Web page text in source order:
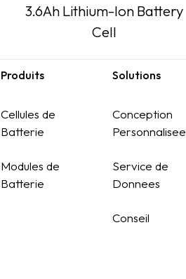
3.6Ah Lithium-Ion Battery
Cell
Produits
Cellules de
Batterie
Modules de
Batterie
Solutions
Conception
Personnalisee
Service de
Donnees
Conseil